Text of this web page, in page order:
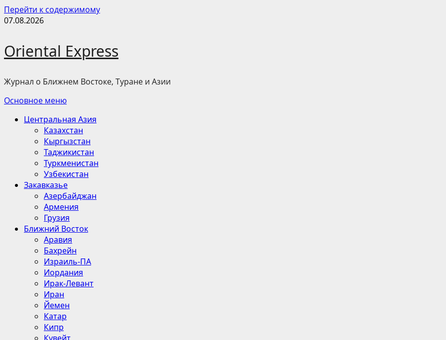
Перейти к содержимому
07.08.2026
Oriental Express
Журнал о Ближнем Востоке, Туране и Азии
Основное меню
Центральная Азия
Казахстан
Кыргызстан
Таджикистан
Туркменистан
Узбекистан
Закавказье
Азербайджан
Армения
Грузия
Ближний Восток
Аравия
Бахрейн
Израиль-ПА
Иордания
Ирак-Левант
Иран
Йемен
Катар
Кипр